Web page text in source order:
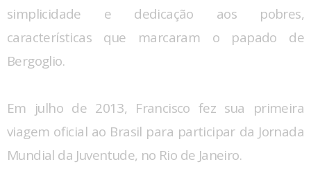
simplicidade e dedicação aos pobres,
características que marcaram o papado de
Bergoglio.
Em julho de 2013, Francisco fez sua primeira
viagem oficial ao Brasil para participar da Jornada
Mundial da Juventude, no Rio de Janeiro.